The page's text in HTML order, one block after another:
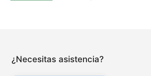
¿Necesitas asistencia?